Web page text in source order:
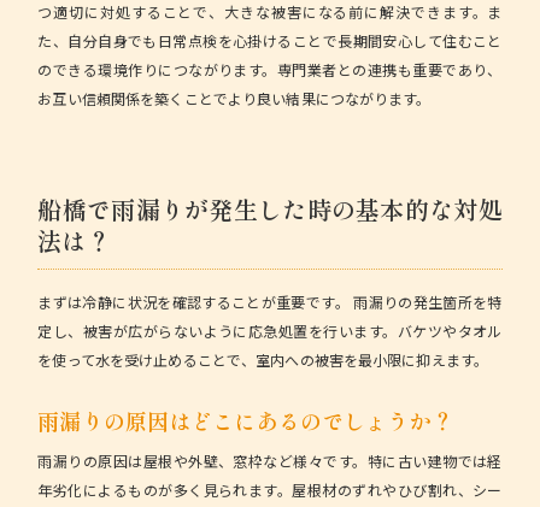
つ適切に対処することで、大きな被害になる前に解決できます。ま
た、自分自身でも日常点検を心掛けることで長期間安心して住むこと
のできる環境作りにつながります。専門業者との連携も重要であり、
お互い信頼関係を築くことでより良い結果につながります。
船橋で雨漏りが発生した時の基本的な対処
法は？
まずは冷静に状況を確認することが重要です。
雨漏りの発生箇所を特
定し、被害が広がらないように応急処置を行います。バケツやタオル
を使って水を受け止めることで、室内への被害を最小限に抑えます。
雨漏りの原因はどこにあるのでしょうか？
雨漏りの原因は屋根や外壁、窓枠など様々です。特に古い建物では経
年劣化によるものが多く見られます。 屋根材のずれやひび割れ、シー